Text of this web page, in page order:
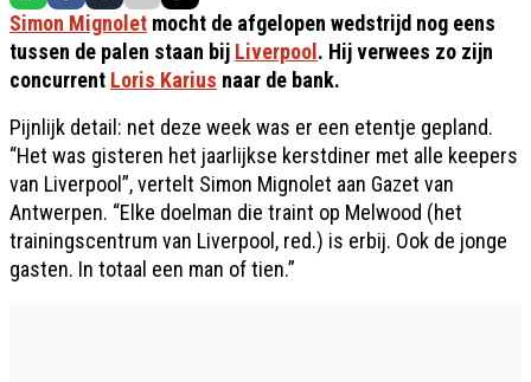
Simon Mignolet mocht de afgelopen wedstrijd nog eens
tussen de palen staan bij Liverpool . Hij verwees zo zijn
concurrent Loris Karius naar de bank.
Pijnlijk detail: net deze week was er een etentje gepland.
“Het was gisteren het jaarlijkse kerstdiner met alle keepers
van Liverpool”, vertelt Simon Mignolet aan Gazet van
Antwerpen. “Elke doelman die traint op Melwood (het
trainingscentrum van Liverpool, red.) is erbij. Ook de jonge
gasten. In totaal een man of tien.”